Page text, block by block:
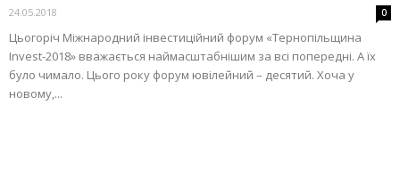
24.05.2018 0
Цьогоріч Міжнародний інвестиційний форум «Тернопільщина
Invest-2018» вважається наймасштабнішим за всі попередні. А їх
було чимало. Цього року форум ювілейний – десятий. Хоча у
новому,...